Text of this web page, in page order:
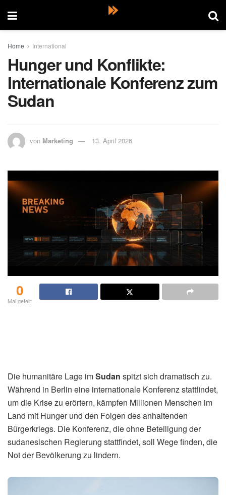
Home International
Hunger und Konflikte:
Internationale Konferenz zum
Sudan
von Marketing 13. April 2026
0
Mal geteilt
Die humanitäre Lage imSudan spitzt sich dramatisch zu.
Während in Berlin eine internationale Konferenz stattfindet,
um die Krise zu erörtern, kämpfen Millionen Menschen im
Land mit Hunger und den Folgen des anhaltenden
Bürgerkriegs. Die Konferenz, die ohne Beteiligung der
sudanesischen Regierung stattfindet, soll Wege finden, die
Not der Bevölkerung zu lindern.